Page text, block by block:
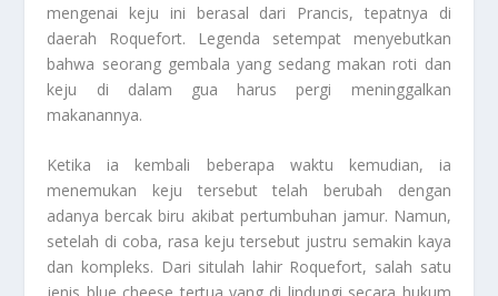
mengenai keju ini berasal dari Prancis, tepatnya di
daerah Roquefort. Legenda setempat menyebutkan
bahwa seorang gembala yang sedang makan roti dan
keju di dalam gua harus pergi meninggalkan
makanannya.
Ketika ia kembali beberapa waktu kemudian, ia
menemukan keju tersebut telah berubah dengan
adanya bercak biru akibat pertumbuhan jamur. Namun,
setelah di coba, rasa keju tersebut justru semakin kaya
dan kompleks. Dari situlah lahir Roquefort, salah satu